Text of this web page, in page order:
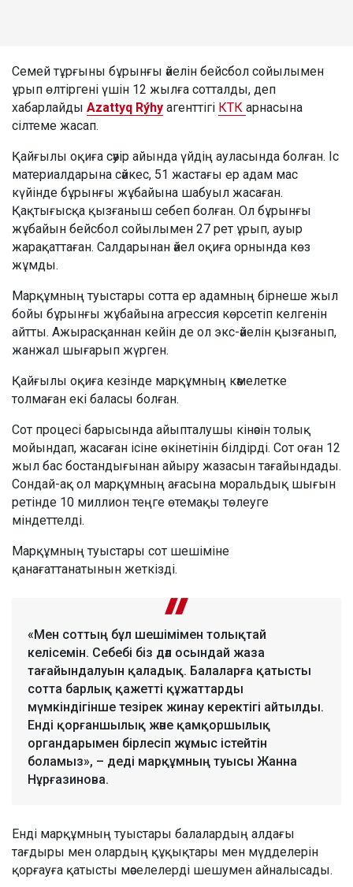
Семей тұрғыны бұрынғы әйелін бейсбол сойылымен
ұрып өлтіргені үшін 12 жылға сотталды, деп
хабарлайды Azattyq Rýhy агенттігі КТК арнасына
сілтеме жасап.
Қайғылы оқиға сәуір айында үйдің ауласында болған. Іс
материалдарына сәйкес, 51 жастағы ер адам мас
күйінде бұрынғы жұбайына шабуыл жасаған.
Қақтығысқа қызғаныш себеп болған. Ол бұрынғы
жұбайын бейсбол сойылымен 27 рет ұрып, ауыр
жарақаттаған. Салдарынан әйел оқиға орнында көз
жұмды.
Марқұмның туыстары сотта ер адамның бірнеше жыл
бойы бұрынғы жұбайына агрессия көрсетіп келгенін
айтты. Ажырасқаннан кейін де ол экс-әйелін қызғанып,
жанжал шығарып жүрген.
Қайғылы оқиға кезінде марқұмның кәмелетке
толмаған екі баласы болған.
Сот процесі барысында айыпталушы кінәсін толық
мойындап, жасаған ісіне өкінетінін білдірді. Сот оған 12
жыл бас бостандығынан айыру жазасын тағайындады.
Сондай-ақ ол марқұмның ағасына моральдық шығын
ретінде 10 миллион теңге өтемақы төлеуге
міндеттелді.
Марқұмның туыстары сот шешіміне
қанағаттанатынын жеткізді.
«Мен соттың бұл шешімімен толықтай
келісемін. Себебі біз дәл осындай жаза
тағайындалуын қаладық. Балаларға қатысты
сотта барлық қажетті құжаттарды
мүмкіндігінше тезірек жинау керектігі айтылды.
Енді қорғаншылық және қамқоршылық
органдарымен бірлесіп жұмыс істейтін
боламыз», – деді марқұмның туысы Жанна
Нұрғазинова.
Енді марқұмның туыстары балалардың алдағы
тағдыры мен олардың құқықтары мен мүдделерін
қорғауға қатысты мәселелерді шешумен айналысады.